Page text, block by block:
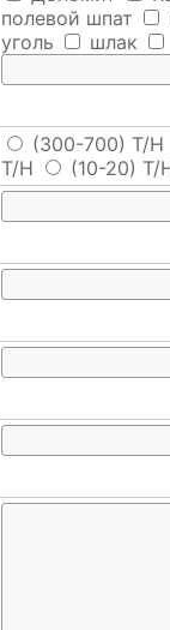
полевой шпат
уголь
шлак
(300-700) T/H
T/H
(10-20) T/